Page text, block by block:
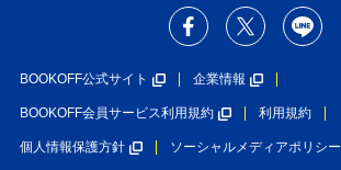
BOOKOFF公式サイト 企業情報
BOOKOFF会員サービス利用規約 利用規約
個人情報保護方針 ソーシャルメディアポリシー